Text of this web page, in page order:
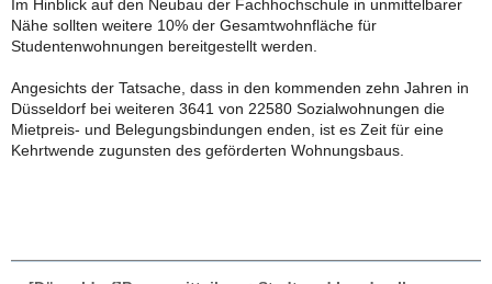
Im Hinblick auf den Neubau der Fachhochschule in unmittelbarer
Nähe sollten weitere 10% der Gesamtwohnfläche für
Studentenwohnungen bereitgestellt werden.
Angesichts der Tatsache, dass in den kommenden zehn Jahren in
Düsseldorf bei weiteren 3641 von 22580 Sozialwohnungen die
Mietpreis- und Belegungsbindungen enden, ist es Zeit für eine
Kehrtwende zugunsten des geförderten Wohnungsbaus.